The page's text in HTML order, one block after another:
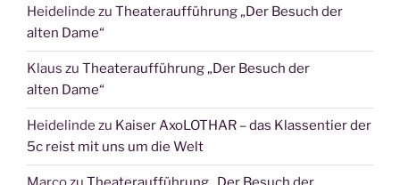
Heidelinde zu Theateraufführung „Der Besuch der
alten Dame“
Klaus zu Theateraufführung „Der Besuch der
alten Dame“
Heidelinde zu Kaiser AxoLOTHAR – das Klassentier der
5c reist mit uns um die Welt